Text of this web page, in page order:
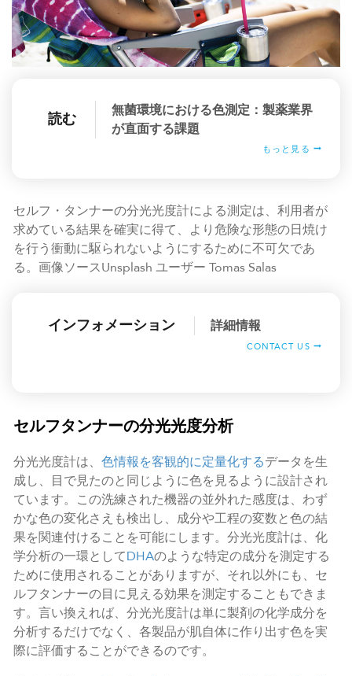
読む
無菌環境における色測定：製薬業界
が直面する課題
もっと見る
セルフ・タンナーの分光光度計による測定は、利用者が
求めている結果を確実に得て、より危険な形態の日焼け
を行う衝動に駆られないようにするために不可欠であ
る。画像ソースUnsplash ユーザー Tomas Salas
インフォメーション 詳細情報
CONTACT US
セルフタンナーの分光光度分析
分光光度計は、 色情報を客観的に定量化するデータを生
成し、目で見たのと同じように色を見るように設計され
ています。この洗練された機器の並外れた感度は、わず
かな色の変化さえも検出し、成分や工程の変数と色の結
果を関連付けることを可能にします。分光光度計は、化
学分析の一環としてDHAのような特定の成分を測定する
ために使用されることがありますが、それ以外にも、セ
ルフタンナーの目に見える効果を測定することもできま
す。言い換えれば、分光光度計は単に製剤の化学成分を
分析するだけでなく、各製品が肌自体に作り出す色を実
際に評価することができるのです。